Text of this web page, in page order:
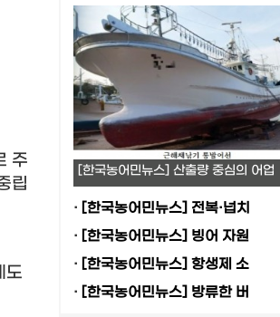
주
립
도
[한국농어민뉴스] 산출량 중심의 어업
· [한국농어민뉴스] 전복·넙치
· [한국농어민뉴스] 빙어 자원
· [한국농어민뉴스] 항생제 소
· [한국농어민뉴스] 방류한 버